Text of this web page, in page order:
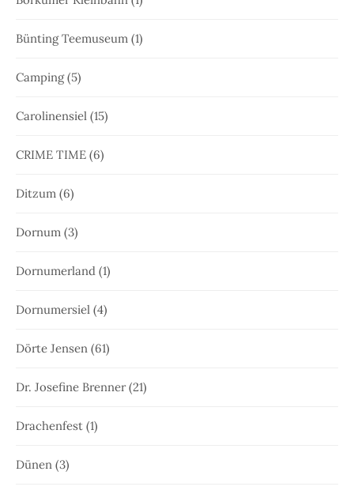
Bünting Teemuseum (1)
Camping(5)
Carolinensiel (15)
CRIME TIME (6)
Ditzum (6)
Dornum (3)
Dornumerland (1)
Dornumersiel (4)
Dörte Jensen (61)
Dr. Josefine Brenner(21)
Drachenfest (1)
Dünen (3)